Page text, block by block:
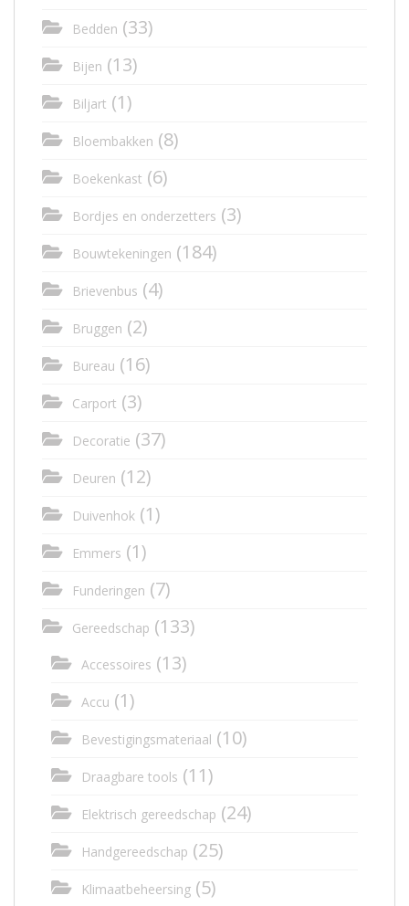
Bedden (33)
Bijen (13)
Biljart (1)
Bloembakken (8)
Boekenkast (6)
Bordjes en onderzetters (3)
Bouwtekeningen (184)
Brievenbus (4)
Bruggen (2)
Bureau (16)
Carport (3)
Decoratie (37)
Deuren (12)
Duivenhok (1)
Emmers (1)
Funderingen (7)
Gereedschap (133)
Accessoires (13)
Accu (1)
Bevestigingsmateriaal (10)
Draagbare tools (11)
Elektrisch gereedschap (24)
Handgereedschap (25)
Klimaatbeheersing (5)